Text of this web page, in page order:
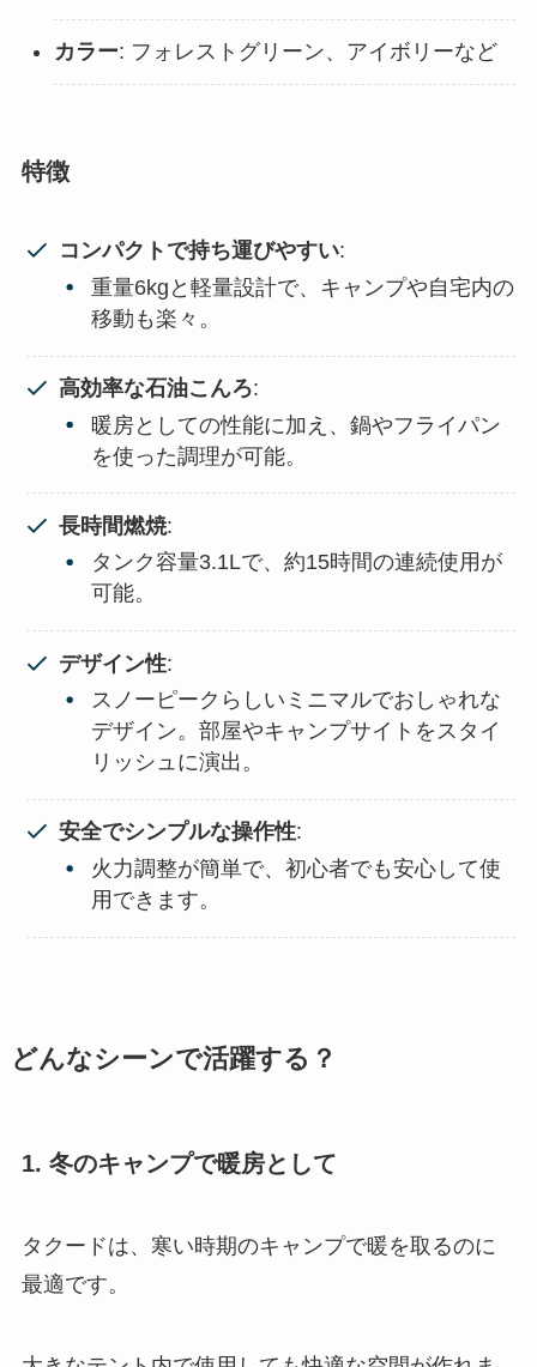
カラー: フォレストグリーン、アイボリーなど
特徴
コンパクトで持ち運びやすい:
重量6kgと軽量設計で、キャンプや自宅内の
移動も楽々。
高効率な石油こんろ:
暖房としての性能に加え、鍋やフライパン
を使った調理が可能。
長時間燃焼:
タンク容量3.1Lで、約15時間の連続使用が
可能。
デザイン性:
スノーピークらしいミニマルでおしゃれな
デザイン。部屋やキャンプサイトをスタイ
リッシュに演出。
安全でシンプルな操作性:
火力調整が簡単で、初心者でも安心して使
用できます。
どんなシーンで活躍する？
1. 冬のキャンプで暖房として
タクードは、寒い時期のキャンプで暖を取るのに
最適です。